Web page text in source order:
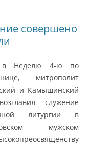
совершено
в Неделю 4-ю по
митрополит
и Камышинский
служение
литургии в
мужском